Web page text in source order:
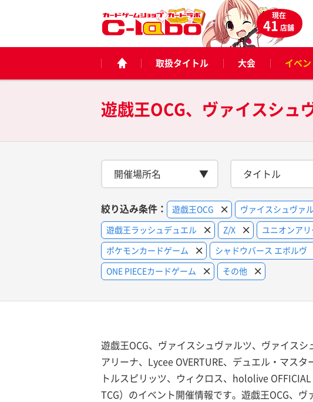
現在
41店舗
取扱タイトル 大会 イベン
開催場所名 タイトル
絞り込み条件： 遊戯王OCG ヴァイスシュヴァ
遊戯王ラッシュデュエル
Z/X ユニオンア
ポケモンカードゲーム
シャドウバース エボルヴ
ONE PIECEカードゲーム
その他
遊戯王OCG、ヴァイスシュヴァルツ、ヴァイス
アリーナ、Lycee OVERTURE、デュエル・マス
トルスピリッツ、ウィクロス、hololive
TCG）のイベント開催情報です。遊戯王OCG、